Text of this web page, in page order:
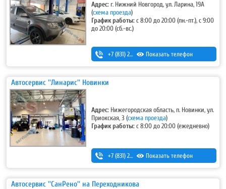
Адрес: г. Нижний Новгород, ул. Ларина, 19А
(схема проезда)
График работы:с 8:00 до 20:00 (пн.-пт.), с 9:00
до 20:00 (сб.-вс.)
+7 (831) 262-12-62 Показать телефон
Автосервис ''Линарис'' Новинки
Адрес: Нижегородская область, п. Новинки, ул.
Приокская, 3 (схема проезда)
График работы:с 8:00 до 20:00 (ежедневно)
+7 (831) 262-12-18 ,+7-987-081-26-25
Показать телефон
Автосервис ''СанРено'' на Переходникова